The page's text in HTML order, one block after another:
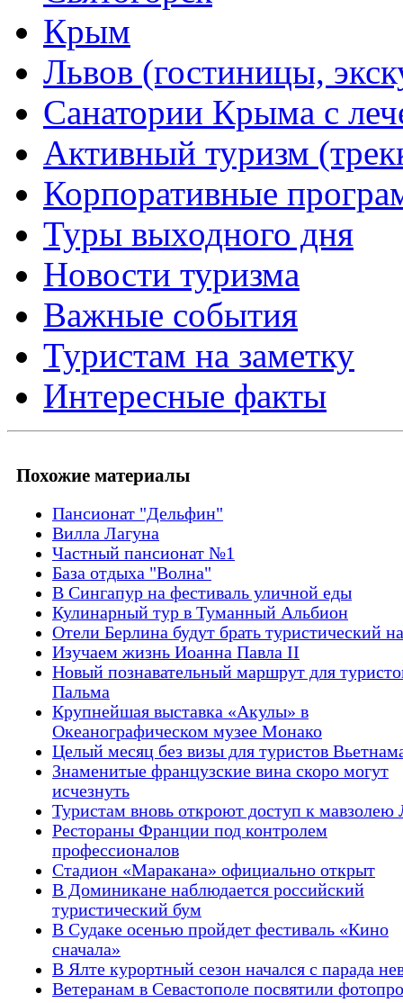
Крым
Львов (гостиницы,
Санатории Крыма с
Активный туризм
Корпоративные
Туры выходного дня
Новости туризма
Важные события
Туристам на заметку
Интересные факты
Похожие материалы
Пансионат "Дельфин"
Вилла Лагуна
Частный пансионат №1
База отдыха "Волна"
В Сингапур на фестиваль уличной еды
Кулинарный тур в Туманный Альбион
Отели Берлина будут брать туристический
Изучаем жизнь Иоанна Павла II
Новый познавательный маршрут для
Пальма
Крупнейшая выставка «Акулы» в
Океанографическом музее Монако
Целый месяц без визы для туристов
Знаменитые французские вина скоро могут
исчезнуть
Туристам вновь откроют доступ к мавзолею
Рестораны Франции под контролем
профессионалов
Стадион «Маракана» официально открыт
В Доминикане наблюдается российский
туристический бум
В Судаке осенью пройдет фестиваль «Кино
сначала»
В Ялте курортный сезон начался с парада
Ветеранам в Севастополе посвятили